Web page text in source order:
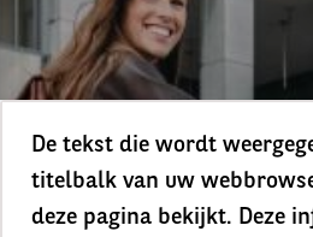
De tekst die wordt
titelbalk van uw
deze pagina bekijkt. Deze
Klantenservice